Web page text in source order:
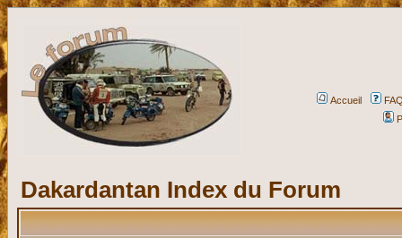
Accueil
Dakardantan Index du Forum